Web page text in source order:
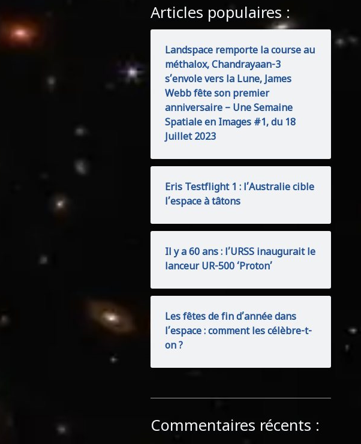
Articles populaires :
Landspace remporte la course au
méthalox, Chandrayaan-3
s’envole vers la Lune, James
Webb fête son premier
anniversaire – Une Semaine
Spatiale en Images #1, du 18
Juillet 2023
Eris Testflight 1 : l’Australie cible
l’espace à tâtons
Il y a 60 ans : l’URSS inaugurait le
lanceur UR-500 ‘Proton’
Les fêtes de fin d’année dans
l’espace : comment les célèbre-t-
on ?
Commentaires récents :